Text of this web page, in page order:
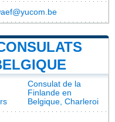
Consulat de la
Finlande en
Belgique, Charleroi